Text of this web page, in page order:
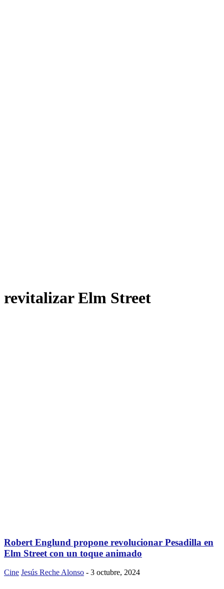
revitalizar Elm Street
Robert Englund propone revolucionar Pesadilla en
Elm Street con un toque animado
Cine Jesús Reche Alonso - 3 octubre, 2024